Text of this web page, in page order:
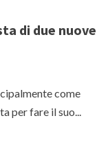
di due nuove
come
per fare il suo...